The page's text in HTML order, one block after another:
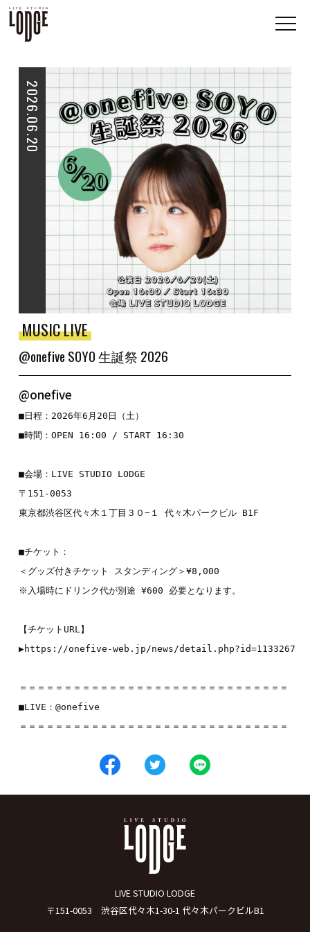
2026.06.20
MUSIC LIVE
@onefive SOYO 生誕祭 2026
@onefive
■日程：2026年6月20日（土）
■時間：OPEN 16:00 / START 16:30
■会場：LIVE STUDIO LODGE
〒151-0053
東京都渋谷区代々木１丁目３０−１ 代々木パークビル B1F
■チケット：
＜グッズ付きチケット スタンディング＞¥8,000
※入場時にドリンク代が別途 ¥600 必要となります。
【チケットURL】
▶https://onefive-web.jp/news/detail.php?id=1133267
＝＝＝＝＝＝＝＝＝＝＝＝＝＝＝＝＝＝＝＝＝＝＝＝＝＝＝＝＝＝
■LIVE： @onefive
＝＝＝＝＝＝＝＝＝＝＝＝＝＝＝＝＝＝＝＝＝＝＝＝＝＝＝＝＝＝
LIVE STUDIO LODGE
〒151-0053 渋谷区代々木1-30-1 代々木パークビルB1